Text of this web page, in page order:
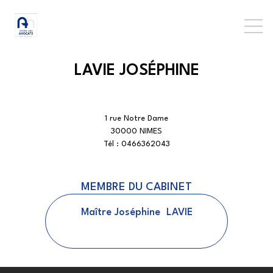
LAVIE JOSÉPHINE
1 rue Notre Dame
30000 NIMES
Tél : 0466362043
MEMBRE DU CABINET
Maître Joséphine LAVIE